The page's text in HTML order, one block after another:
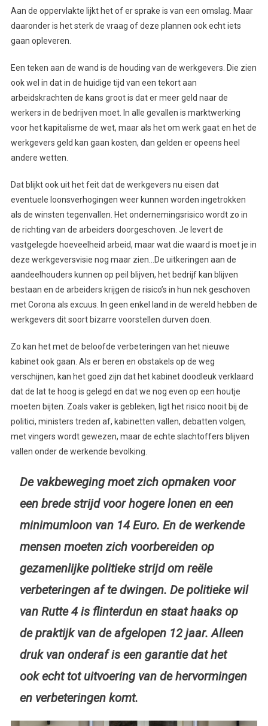
Aan de oppervlakte lijkt het of er sprake is van een omslag. Maar
daaronder is het sterk de vraag of deze plannen ook echt iets
gaan opleveren.
Een teken aan de wand is de houding van de werkgevers. Die zien
ook wel in dat in de huidige tijd van een tekort aan
arbeidskrachten de kans groot is dat er meer geld naar de
werkers in de bedrijven moet. In alle gevallen is marktwerking
voor het kapitalisme de wet, maar als het om werk gaat en het de
werkgevers geld kan gaan kosten, dan gelden er opeens heel
andere wetten.
Dat blijkt ook uit het feit dat de werkgevers nu eisen dat
eventuele loonsverhogingen weer kunnen worden ingetrokken
als de winsten tegenvallen. Het ondernemingsrisico wordt zo in
de richting van de arbeiders doorgeschoven. Je levert de
vastgelegde hoeveelheid arbeid, maar wat die waard is moet je in
deze werkgeversvisie nog maar zien…De uitkeringen aan de
aandeelhouders kunnen op peil blijven, het bedrijf kan blijven
bestaan en de arbeiders krijgen de risico’s in hun nek geschoven
met Corona als excuus. In geen enkel land in de wereld hebben de
werkgevers dit soort bizarre voorstellen durven doen.
Zo kan het met de beloofde verbeteringen van het nieuwe
kabinet ook gaan. Als er beren en obstakels op de weg
verschijnen, kan het goed zijn dat het kabinet doodleuk verklaard
dat de lat te hoog is gelegd en dat we nog even op een houtje
moeten bijten. Zoals vaker is gebleken, ligt het risico nooit bij de
politici, ministers treden af, kabinetten vallen, debatten volgen,
met vingers wordt gewezen, maar de echte slachtoffers blijven
vallen onder de werkende bevolking.
De vakbeweging moet zich opmaken voor
een brede strijd voor hogere lonen en een
minimumloon van 14 Euro. En de werkende
mensen moeten zich voorbereiden op
gezamenlijke politieke strijd om reële
verbeteringen af te dwingen. De politieke wil
van Rutte 4 is flinterdun en staat haaks op
de praktijk van de afgelopen 12 jaar. Alleen
druk van onderaf is een garantie dat het
ook echt tot uitvoering van de hervormingen
en verbeteringen komt.